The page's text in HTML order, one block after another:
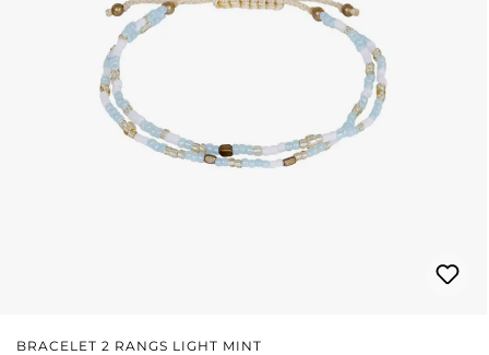
BRACELET 2 RANGS LIGHT MINT